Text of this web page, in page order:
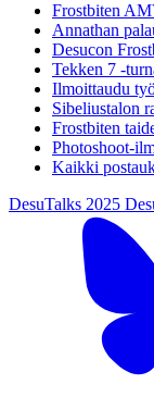
Frostbiten
Annathan
Desucon
Tekken 7 -
Ilmoittaudu
Sibeliustalon
Frostbiten
Photoshoot-
Kaikki
DesuTalks 2025